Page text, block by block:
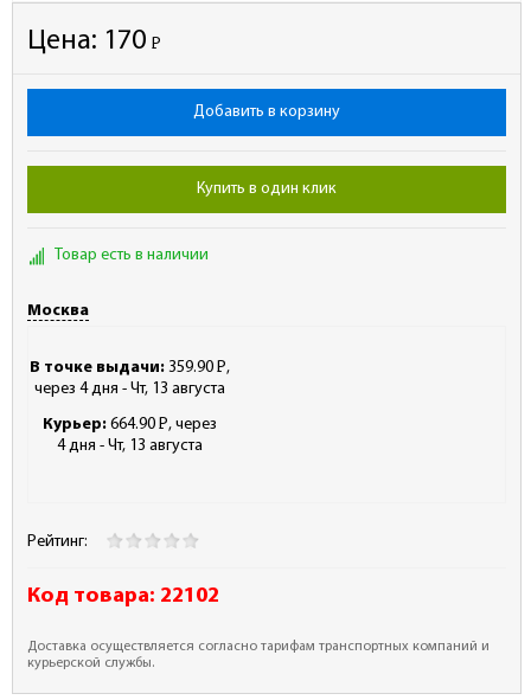
Цена: 170 Р
-
Добавить в корзину
Купить в один клик
Товар есть в наличии
Москва
В точке выдачи: 359.90 Р
- ,
через 4 дня - Чт, 13 августа
Курьер: 664.90 Р
- , через
4 дня - Чт, 13 августа
Рейтинг:
Код товара: 22102
Доставка осуществляется согласно тарифам транспортных компаний и
курьерской службы.